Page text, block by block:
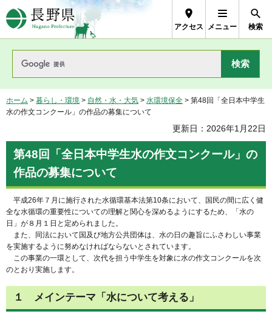
長野県Nagano Prefecture
アクセス メニュー 検索
ホーム > 暮らし・環境 > 自然・水・大気 > 水環境保全 > 第48回「全日本中学生
水の作文コンクール」の作品の募集について
更新日：2026年1月22日
第48回「全日本中学生水の作文コンクール」の
作品の募集について
平成26年７月に施行された水循環基本法第10条において、国民の間に広く健
全な水循環の重要性についての理解と関心を深めるようにするため、「水の
日」が８月１日と定められました。
また、同法において国及び地方公共団体は、水の日の趣旨にふさわしい事業
を実施するように努めなければならないとされています。
この事業の一環として、次代を担う中学生を対象に水の作文コンクールを次
のとおり実施します。
１ メインテーマ「水について考える」